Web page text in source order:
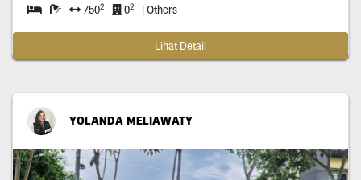
7502 02 | Others
Lihat Detail
YOLANDA MELIAWATY